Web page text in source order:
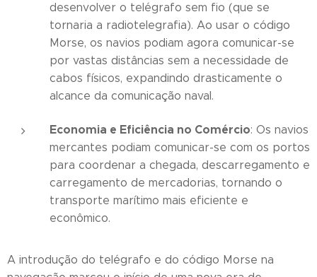
desenvolver o telégrafo sem fio (que se
tornaria a radiotelegrafia). Ao usar o código
Morse, os navios podiam agora comunicar-se
por vastas distâncias sem a necessidade de
cabos físicos, expandindo drasticamente o
alcance da comunicação naval.
Economia e Eficiência no Comércio: Os navios
mercantes podiam comunicar-se com os portos
para coordenar a chegada, descarregamento e
carregamento de mercadorias, tornando o
transporte marítimo mais eficiente e
econômico.
A introdução do telégrafo e do código Morse na